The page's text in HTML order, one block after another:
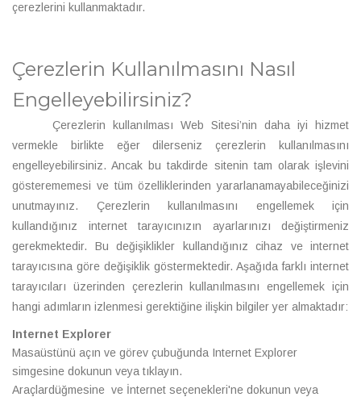
çerezlerini kullanmaktadır.
Çerezlerin Kullanılmasını Nasıl
Engelleyebilirsiniz?
Çerezlerin kullanılması Web Sitesi’nin daha iyi hizmet
vermekle birlikte eğer dilerseniz çerezlerin kullanılmasını
engelleyebilirsiniz. Ancak bu takdirde sitenin tam olarak işlevini
gösterememesi ve tüm özelliklerinden yararlanamayabileceğinizi
unutmayınız. Çerezlerin kullanılmasını engellemek için
kullandığınız internet tarayıcınızın ayarlarınızı değiştirmeniz
gerekmektedir. Bu değişiklikler kullandığınız cihaz ve internet
tarayıcısına göre değişiklik göstermektedir. Aşağıda farklı internet
tarayıcıları üzerinden çerezlerin kullanılmasını engellemek için
hangi adımların izlenmesi gerektiğine ilişkin bilgiler yer almaktadır:
Internet Explorer
Masaüstünü açın ve görev çubuğunda Internet Explorer
simgesine dokunun veya tıklayın.
Araçlardüğmesine ve İnternet seçenekleri'ne dokunun veya